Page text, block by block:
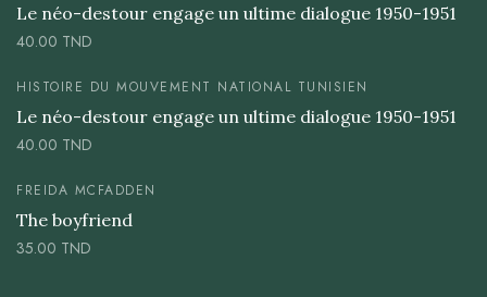
Le néo-destour engage un ultime dialogue 1950-1951
40.00 TND
HISTOIRE DU MOUVEMENT NATIONAL TUNISIEN
Le néo-destour engage un ultime dialogue 1950-1951
40.00 TND
FREIDA MCFADDEN
The boyfriend
35.00 TND